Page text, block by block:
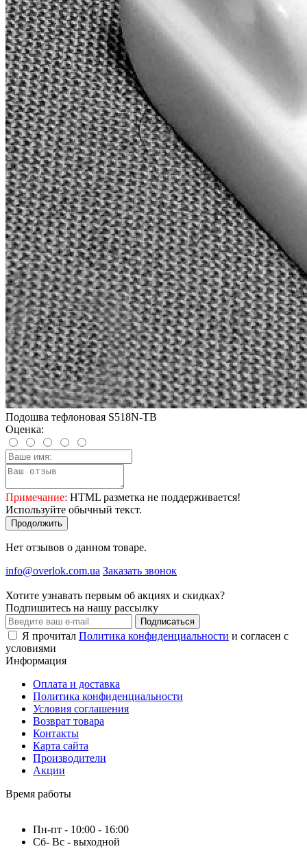
Подошва тефлоновая S518N-TB
Оценка:
Примечание: HTML разметка не поддерживается!
Используйте обычный текст.
Продолжить
Нет отзывов о данном товаре.
info@overlok.com.ua Заказать звонок
Хотите узнавать первым об акциях и скидках?
Подпишитесь на нашу рассылку
Подписаться
Я прочитал Политика конфиденциальности и согласен с
условиями
Информация
Оплата и доставка
Политика конфиденциальности
Условия соглашения
Возврат товара
Контакты
Карта сайта
Производители
Акции
Время работы
Пн-пт - 10:00 - 16:00
Сб- Вс - выходной